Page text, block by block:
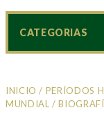
INICIO / PERÍODOS
MUNDIAL /
CATEGORIAS